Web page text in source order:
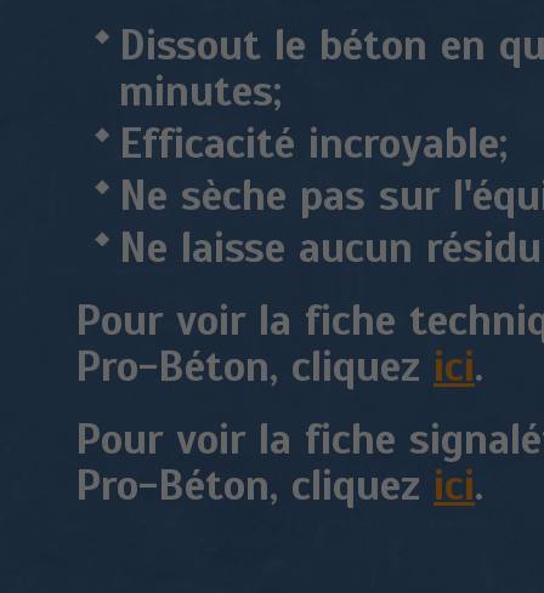
Dissout le béton en
minutes;
Efficacité incroyable;
Ne sèche pas sur
Ne laisse aucun
Pour voir la fiche
Pro-Béton, cliquez ici.
Pour voir la fiche
Pro-Béton, cliquez ici.